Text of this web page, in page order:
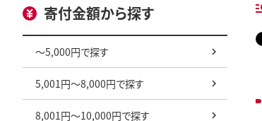
寄付金額から探す
～5,000円で探す
5,001円～8,000円で探す
8,001円～10,000円で探す